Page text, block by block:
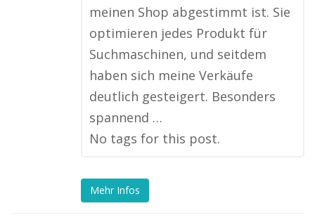
meinen Shop abgestimmt ist. Sie
optimieren jedes Produkt für
Suchmaschinen, und seitdem
haben sich meine Verkäufe
deutlich gesteigert. Besonders
spannend …
No tags for this post.
Mehr Infos